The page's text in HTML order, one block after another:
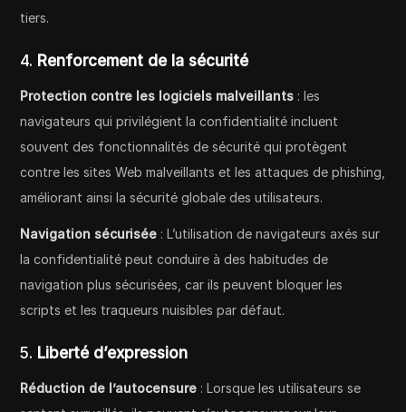
tiers.
4. Renforcement de la sécurité
Protection contre les logiciels malveillants : les
navigateurs qui privilégient la confidentialité incluent
souvent des fonctionnalités de sécurité qui protègent
contre les sites Web malveillants et les attaques de phishing,
améliorant ainsi la sécurité globale des utilisateurs.
Navigation sécurisée : L’utilisation de navigateurs axés sur
la confidentialité peut conduire à des habitudes de
navigation plus sécurisées, car ils peuvent bloquer les
scripts et les traqueurs nuisibles par défaut.
5. Liberté d’expression
Réduction de l’autocensure : Lorsque les utilisateurs se